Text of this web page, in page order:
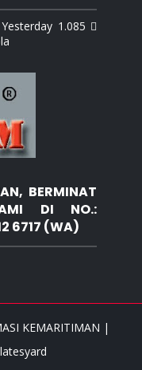
1.085 
BERMINAT
DI NO.:
6717 (WA)
KEMARITIMAN |